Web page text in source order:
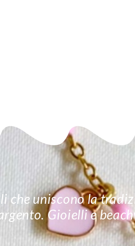
che uniscono la
Gioielli e